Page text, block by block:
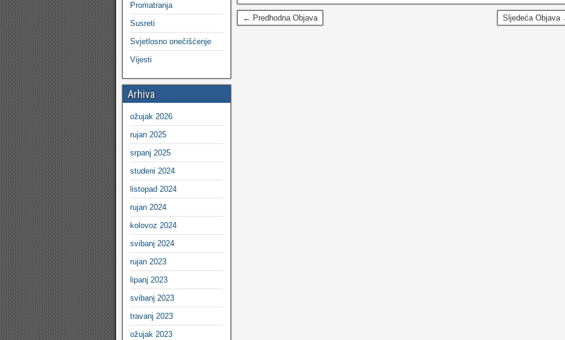
← Predhodna Objava Sljedeća Objava
Promatranja
Susreti
Svjetlosno onečišćenje
Vijesti
Arhiva
ožujak 2026
rujan 2025
srpanj 2025
studeni 2024
listopad 2024
rujan 2024
kolovoz 2024
svibanj 2024
rujan 2023
lipanj 2023
svibanj 2023
travanj 2023
ožujak 2023